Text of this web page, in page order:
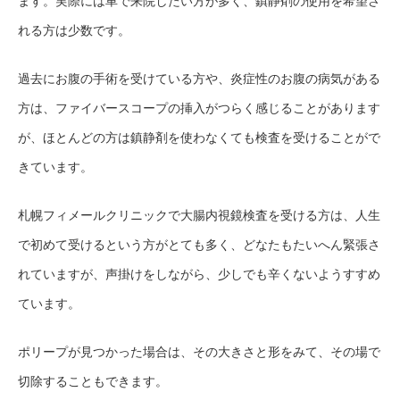
れる方は少数です。
過去にお腹の手術を受けている方や、炎症性のお腹の病気がある
方は、ファイバースコープの挿入がつらく感じることがあります
が、ほとんどの方は鎮静剤を使わなくても検査を受けることがで
きています。
札幌フィメールクリニックで大腸内視鏡検査を受ける方は、人生
で初めて受けるという方がとても多く、どなたもたいへん緊張さ
れていますが、声掛けをしながら、少しでも辛くないようすすめ
ています。
ポリープが見つかった場合は、その大きさと形をみて、その場で
切除することもできます。